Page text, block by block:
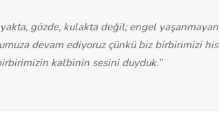
gözde, kulakta değil; engel
devam ediyoruz çünkü biz birbirimizi
kalbinin sesini duyduk.”